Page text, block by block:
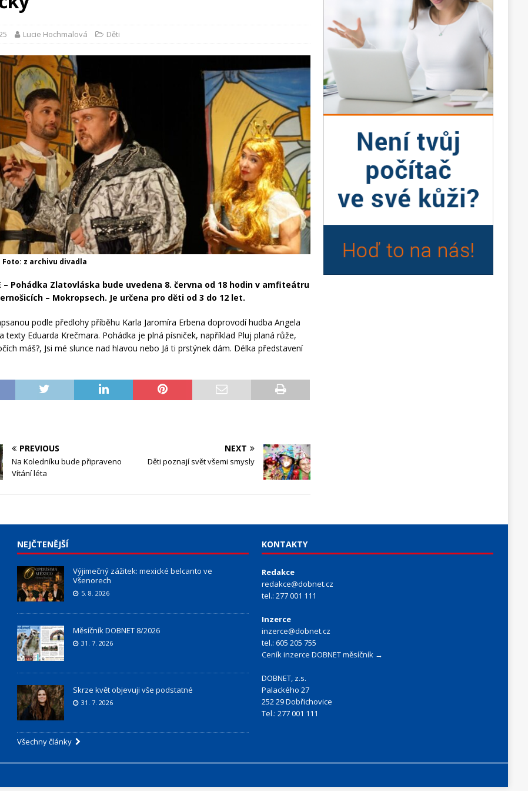
Lucie Hochmalová Děti
z archivu divadla
– Pohádka Zlatovláska bude uvedena 8. června od 18 hodin v amfiteátru
– Mokropsech. Je určena pro děti od 3 do 12 let.
podle předlohy příběhu Karla Jaromíra Erbena doprovodí hudba Angela
texty Eduarda Krečmara. Pohádka je plná písniček, například Pluj planá růže,
máš?, Jsi mé slunce nad hlavou nebo Já ti prstýnek dám. Délka představení
PREVIOUS
Na Koledníku bude připraveno
Vítání léta
NEXT
Děti poznají svět všemi smysly
NEJČTENĚJŠÍ
Výjimečný zážitek: mexické belcanto ve
Všenorech
5. 8. 2026
Měsíčník DOBNET 8/2026
31. 7. 2026
Skrze květ objevuji vše podstatné
31. 7. 2026
Všechny články
KONTAKTY
Redakce
redakce@dobnet.cz
tel.: 277 001 111
Inzerce
inzerce@dobnet.cz
tel.: 605 205 755
Ceník inzerce DOBNET měsíčník →
DOBNET, z.s.
Palackého 27
252 29 Dobřichovice
Tel.: 277 001 111